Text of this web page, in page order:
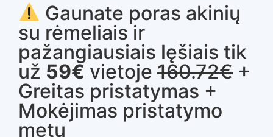
Gaunate poras akinių
su rėmeliais ir
pažangiausiais lęšiais tik
už 59€ vietoje 160.72€ +
Greitas pristatymas +
Mokėjimas pristatymo
metu